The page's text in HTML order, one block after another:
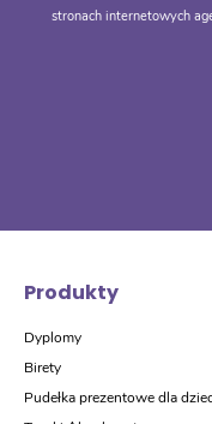
stronach internetowych
Produkty
Dyplomy
Birety
Pudełka prezentowe dla